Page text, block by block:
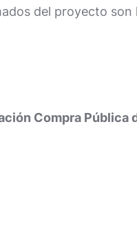
del proyecto son
Compra Pública